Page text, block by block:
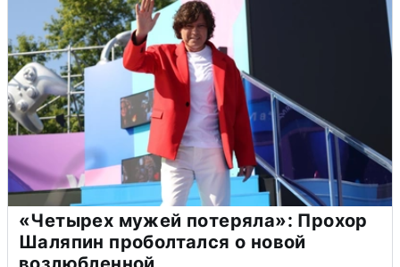
«Четырех мужей потеряла»: Прохор
Шаляпин проболтался о новой